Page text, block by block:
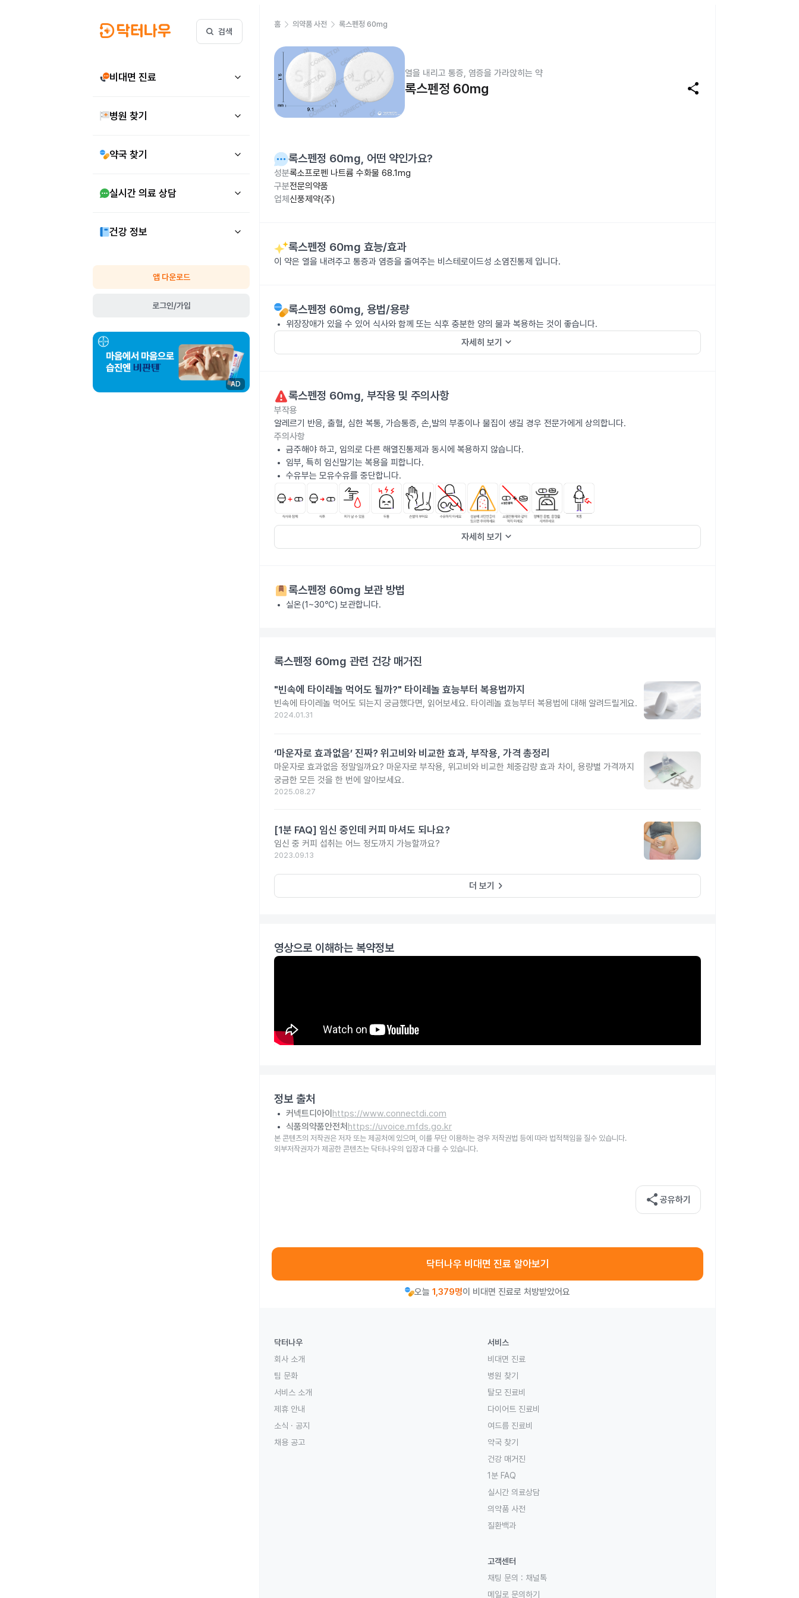
검색
비대면 진료
병원 찾기
약국 찾기
실시간 의료 상담
건강 정보
앱 다운로드
로그인/가입
AD
홈 의약품 사전 록스펜정 60mg
열을 내리고 통증, 염증을 가라앉히는 약
록스펜정 60mg share
록스펜정 60mg, 어떤 약인가요?
성분록소프로펜 나트륨 수화물 68.1mg
구분전문의약품
업체 신풍제약(주)
록스펜정 60mg 효능/효과
이 약은 열을 내려주고 통증과 염증을 줄여주는 비스테로이드성 소염진통제 입니다.
록스펜정 60mg, 용법/용량
위장장애가 있을 수 있어 식사와 함께 또는 식후 충분한 양의 물과 복용하는 것이 좋습니다.
자세히 보기 keyboard_arrow_down
록스펜정 60mg, 부작용 및 주의사항
부작용
알레르기 반응, 출혈, 심한 복통, 가슴통증, 손,발의 부종이나 물집이 생길 경우 전문가에게 상의합니다.
주의사항
금주해야 하고, 임의로 다른 해열진통제과 동시에 복용하지 않습니다.
임부, 특히 임신말기는 복용을 피합니다.
수유부는 모유수유를 중단합니다.
자세히 보기 keyboard_arrow_down
록스펜정 60mg 보관 방법
실온(1~30℃) 보관합니다.
록스펜정 60mg 관련 건강 매거진
"빈속에 타이레놀 먹어도 될까?" 타이레놀 효능부터 복용법까지
빈속에 타이레놀 먹어도 되는지 궁금했다면, 읽어보세요. 타이레놀 효능부터 복용법에 대해 알려드릴게요.
2024.01.31
‘마운자로 효과없음’ 진짜? 위고비와 비교한 효과, 부작용, 가격 총정리
마운자로 효과없음 정말일까요? 마운자로 부작용, 위고비와 비교한 체중감량 효과 차이, 용량별 가격까지
궁금한 모든 것을 한 번에 알아보세요.
2025.08.27
[1분 FAQ] 임신 중인데 커피 마셔도 되나요?
임신 중 커피 섭취는 어느 정도까지 가능할까요?
2023.09.13
더 보기 keyboard_arrow_right
영상으로 이해하는 복약정보
정보 출처
커넥트디아이 https://www.connectdi.com
식품의약품안전처 https://uvoice.mfds.go.kr
본 콘텐츠의 저작권은 저자 또는 제공처에 있으며, 이를 무단 이용하는 경우 저작권법 등에 따라 법적책임을 질수 있습니다.
외부저작권자가 제공한 콘텐츠는 닥터나우의 입장과 다를 수 있습니다.
share 공유하기
닥터나우 비대면 진료 알아보기
오늘 1,379명이 비대면 진료로 처방받았어요
닥터나우
회사 소개
팀 문화
서비스 소개
제휴 안내
소식 · 공지
채용 공고
서비스
비대면 진료
병원 찾기
탈모 진료비
다이어트 진료비
여드름 진료비
약국 찾기
건강 매거진
1분 FAQ
실시간 의료상담
의약품 사전
질환백과
고객센터
채팅 문의 : 채널톡
메일로 문의하기